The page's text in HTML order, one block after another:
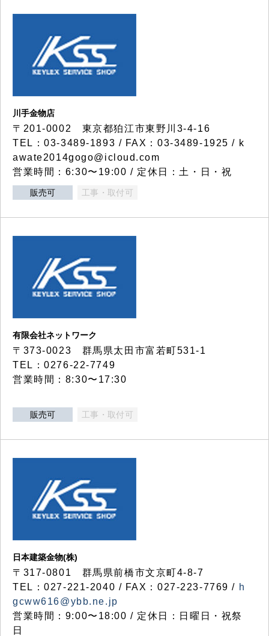
川手金物店
〒201-0002 東京都狛江市東野川3-4-16
TEL：03-3489-1893 / FAX：03-3489-1925 / k
awate2014gogo@icloud.com
営業時間：6:30〜19:00 / 定休日：土・日・祝
販売可 工事・取付可
有限会社ネットワーク
〒373-0023 群馬県太田市富若町531-1
TEL：0276-22-7749
営業時間：8:30〜17:30
販売可 工事・取付可
日本建築金物(株)
〒317‐0801 群馬県前橋市文京町4-8-7
TEL：027-221-2040 / FAX：027-223-7769 / h
gcww616@ybb.ne.jp
営業時間：9:00〜18:00 / 定休日：日曜日・祝祭
日